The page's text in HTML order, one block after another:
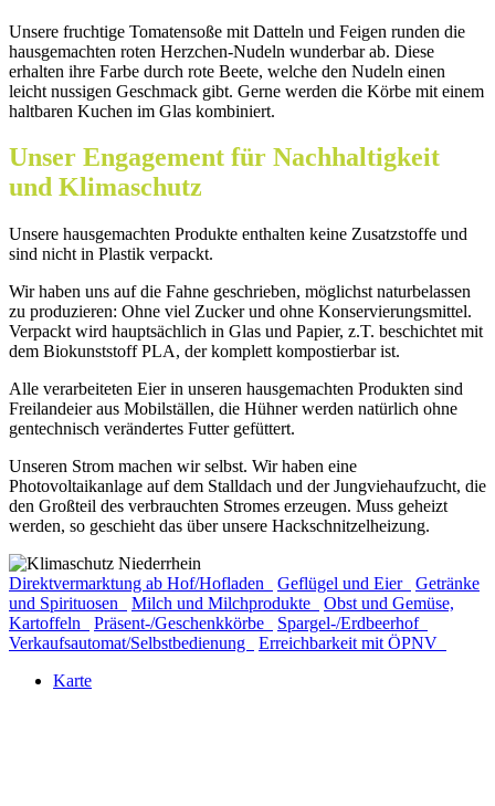
Unsere fruchtige Tomatensoße mit Datteln und Feigen runden die
hausgemachten roten Herzchen-Nudeln wunderbar ab. Diese
erhalten ihre Farbe durch rote Beete, welche den Nudeln einen
leicht nussigen Geschmack gibt. Gerne werden die Körbe mit einem
haltbaren Kuchen im Glas kombiniert.
Unser Engagement für Nachhaltigkeit
und Klimaschutz
Unsere hausgemachten Produkte enthalten keine Zusatzstoffe und
sind nicht in Plastik verpackt.
Wir haben uns auf die Fahne geschrieben, möglichst naturbelassen
zu produzieren: Ohne viel Zucker und ohne Konservierungsmittel.
Verpackt wird hauptsächlich in Glas und Papier, z.T. beschichtet mit
dem Biokunststoff PLA, der komplett kompostierbar ist.
Alle verarbeiteten Eier in unseren hausgemachten Produkten sind
Freilandeier aus Mobilställen, die Hühner werden natürlich ohne
gentechnisch verändertes Futter gefüttert.
Unseren Strom machen wir selbst. Wir haben eine
Photovoltaikanlage auf dem Stalldach und der Jungviehaufzucht, die
den Großteil des verbrauchten Stromes erzeugen. Muss geheizt
werden, so geschieht das über unsere Hackschnitzelheizung.
Direktvermarktung ab Hof/Hofladen Geflügel und Eier
Getränke
und Spirituosen
Milch und Milchprodukte
Obst und Gemüse,
Kartoffeln
Präsent-/Geschenkkörbe
Spargel-/Erdbeerhof
Verkaufsautomat/Selbstbedienung
Erreichbarkeit mit ÖPNV
Karte